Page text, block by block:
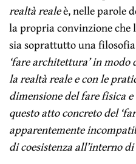
realtà realeè, nelle parole
la propria convinzione
sia soprattutto una
‘fare architettura’ in
la realtà reale e con le
dimensione del fare fisica
questo atto concreto del
apparentemente
di coesistenza all’interno